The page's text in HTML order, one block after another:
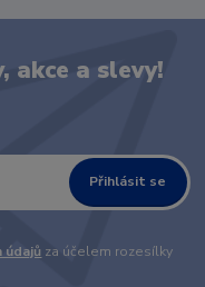
akce a slevy!
Přihlásit se
údajů za účelem rozesílky